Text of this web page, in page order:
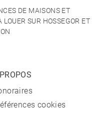
DE MAISONS ET
SUR HOSSEGOR ET
cookies